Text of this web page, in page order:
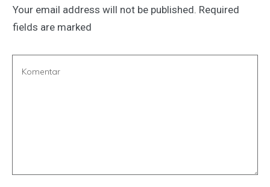
Your email address will not be published. Required
fields are marked